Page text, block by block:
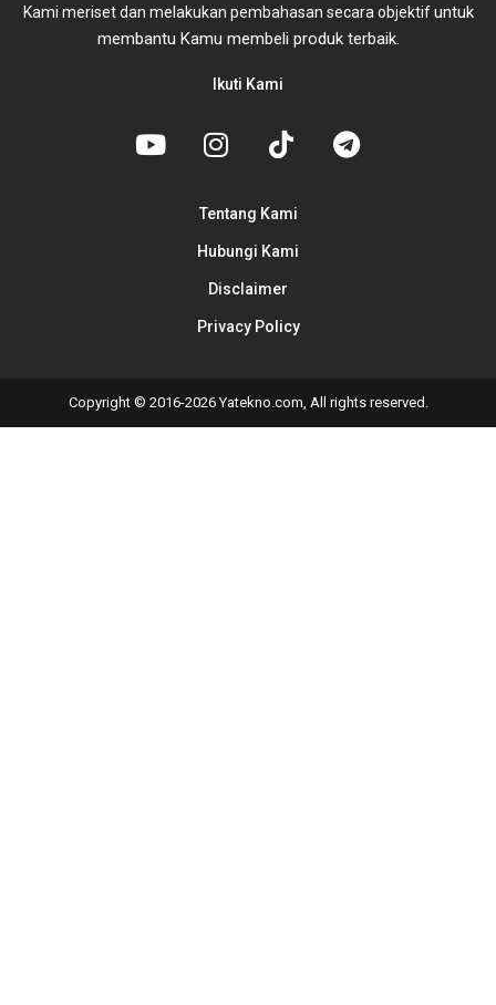
Kami meriset dan melakukan pembahasan secara objektifuntuk
membantu Kamu membeli produk terbaik.
Ikuti Kami
Tentang Kami
Hubungi Kami
Disclaimer
Privacy Policy
Copyright © 2016-2026 Yatekno.com, All rights reserved.